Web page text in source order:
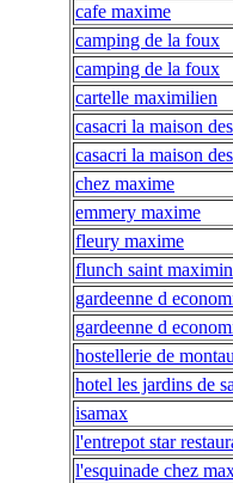
cafe maxime
camping de la foux
camping de la foux
cartelle maximilien
casacri la maison
casacri la maison
chez maxime
emmery maxime
fleury maxime
flunch saint maximin
gardeenne d
gardeenne d
hostellerie de
hotel les jardins de
isamax
l'entrepot star
l'esquinade chez